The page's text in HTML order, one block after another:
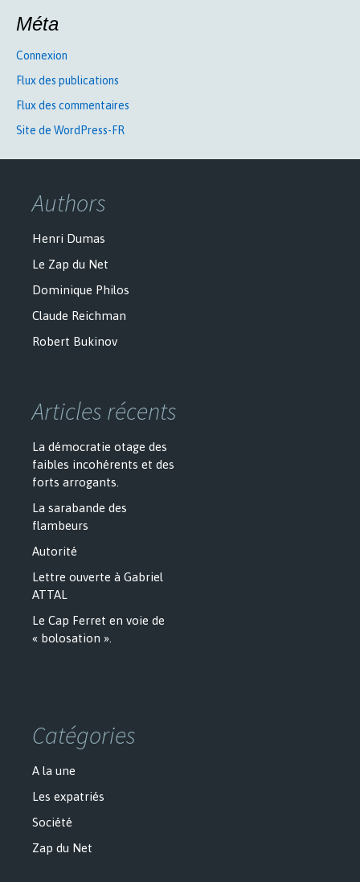
Méta
Connexion
Flux des publications
Flux des commentaires
Site de WordPress-FR
Authors
Henri Dumas
Le Zap du Net
Dominique Philos
Claude Reichman
Robert Bukinov
Articles récents
La démocratie otage des
faibles incohérents et des
forts arrogants.
La sarabande des
flambeurs
Autorité
Lettre ouverte à Gabriel
ATTAL
Le Cap Ferret en voie de
« bolosation ».
Catégories
A la une
Les expatriés
Société
Zap du Net